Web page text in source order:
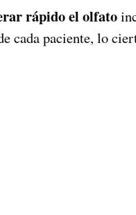
rápido el olfato
cada paciente, lo